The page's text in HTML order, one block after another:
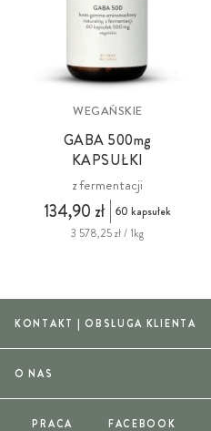
WEGAŃSKIE
GABA 500mg
KAPSUŁKI
z fermentacji
134,90 zł
60 kapsułek
3 578,25 zł / 1kg
KONTAKT | OBSŁUGA KLIENTA
O NAS
PRACA FACEBOOK